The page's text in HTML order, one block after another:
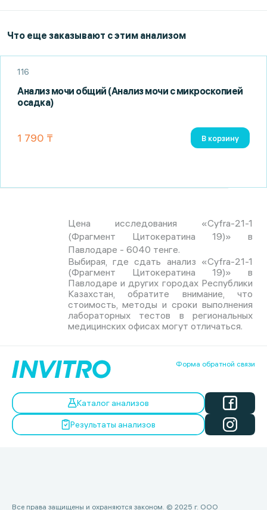
Что еще заказывают с этим анализом
116
Анализ мочи общий (Анализ мочи с микроскопией
осадка)
1 790 ₸ В корзину
Цена исследования «Cyfra-21-1
(Фрагмент Цитокератина 19)» в
Павлодаре - 6040 тенге.
Выбирая, где сдать анализ «Cyfra-21-1
(Фрагмент Цитокератина 19)» в
Павлодаре и других городах Республики
Казахстан, обратите внимание, что
стоимость, методы и сроки выполнения
лабораторных тестов в региональных
медицинских офисах могут отличаться.
Форма обратной связи
Каталог анализов
Результаты анализов
Все права защищены и охраняются законом. © 2025 г. ООО